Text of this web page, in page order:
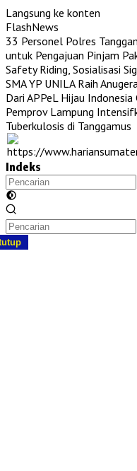
Langsung ke konten
FlashNews
33 Personel Polres
untuk Pengajuan Pinjam
Safety Riding, Sosialisasi
SMA YP UNILA Raih
Dari APPeL Hijau Indonesia
Pemprov Lampung
Tuberkulosis di Tanggamus
Indeks